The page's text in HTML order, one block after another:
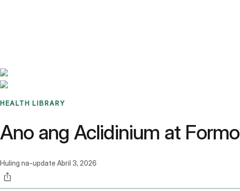
HEALTH LIBRARY
Ano ang Aclidinium at
Huling na-update Abril 3, 2026